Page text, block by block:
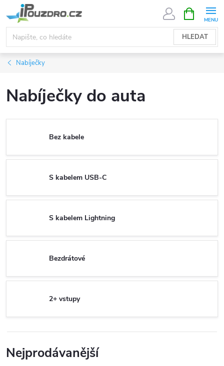
na
obsah
HLEDAT
NÁKUPNÍ
KOŠÍK
Nabíječky
Nabíječky do auta
Bez kabele
S kabelem USB-C
S kabelem Lightning
Bezdrátové
2+ vstupy
Nejprodávanější